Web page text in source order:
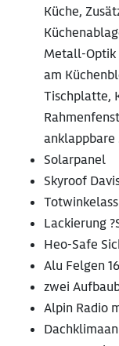
Küche,
Metall-Optik
am
Tischplatte,
anklappbare
Solarpanel
Skyroof
Lackierung
Heo-Safe
Alu Felgen
zwei
Alpin Radio